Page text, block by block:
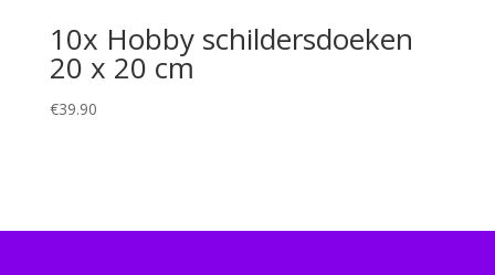
10x Hobby schildersdoeken
20 x 20 cm
€39.90